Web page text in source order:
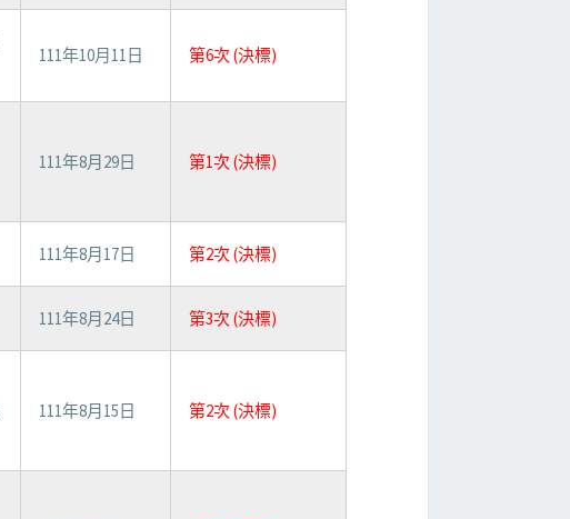
111年10月11日 第6次 (決標)
111年8月29日 第1次 (決標)
111年8月17日 第2次 (決標)
111年8月24日 第3次 (決標)
111年8月15日 第2次 (決標)